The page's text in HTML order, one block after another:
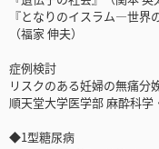
『となりのイスラム—世界
（福家 伸夫）
症例検討
リスクのある妊婦の無痛分
順天堂大学医学部 麻酔科
◆1型糖尿病